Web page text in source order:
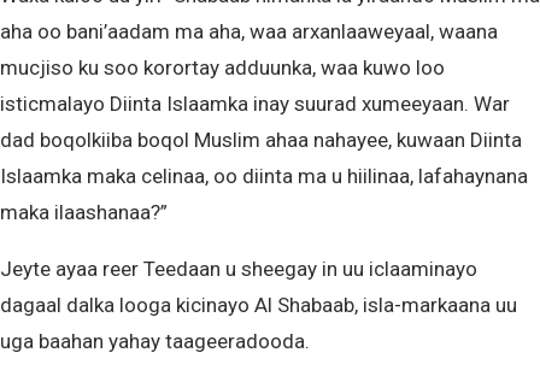
aha oo bani’aadam ma aha, waa arxanlaaweyaal, waana
mucjiso ku soo korortay adduunka, waa kuwo loo
isticmalayo Diinta Islaamka inay suurad xumeeyaan. War
dad boqolkiiba boqol Muslim ahaa nahayee, kuwaan Diinta
Islaamka maka celinaa, oo diinta ma u hiilinaa, lafahaynana
maka ilaashanaa?”
Jeyte ayaa reer Teedaan u sheegay in uu iclaaminayo
dagaal dalka looga kicinayo Al Shabaab, isla-markaana uu
uga baahan yahay taageeradooda.